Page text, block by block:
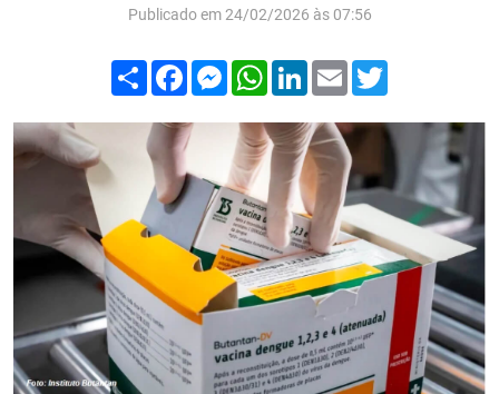
Publicado em 24/02/2026 às 07:56
Compartilhar
FacebookMessenger
WhatsApp
LinkedIn
Email